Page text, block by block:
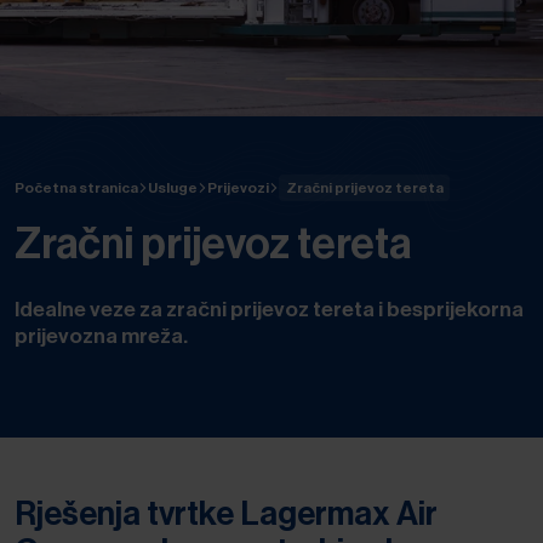
Početna stranica Usluge Prijevozi Zračni prijevoz tereta
Zračni prijevoz tereta
Idealne veze za zračni prijevoz tereta i besprijekorna
prijevozna mreža.
Rješenja tvrtke Lagermax Air